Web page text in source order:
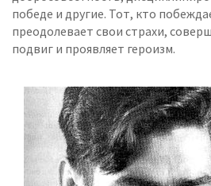
победе и другие. Тот, кто
преодолевает свои страхи,
подвиг и проявляет героизм.